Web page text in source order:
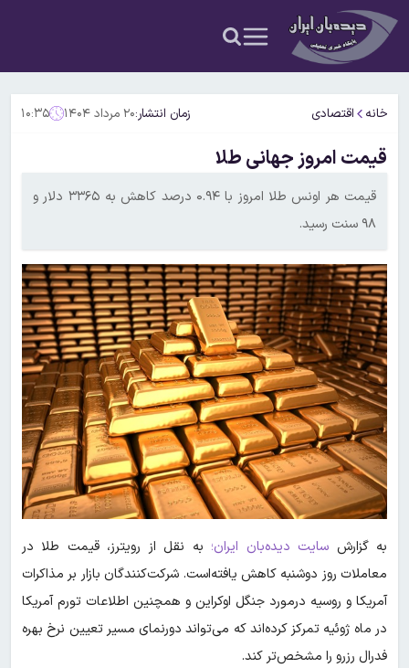
خانه اقتصادی زمان انتشار:۲۰ مرداد ۱۴۰۴ ۱۰:۳۵
قیمت امروز جهانی طلا
قیمت هر اونس طلا امروز با ۰.۹۴ درصد کاهش به ۳۳۶۵ دلار و
۹۸ سنت رسید.
به گزارش سایت دیده‌بان ایران؛ به نقل از رویترز، قیمت طلا در
معاملات روز دوشنبه کاهش یافته‌است. شرکت‌کنندگان بازار بر مذاکرات
آمریکا و روسیه درمورد جنگل اوکراین و همچنین اطلاعات تورم آمریکا
در ماه ژوئیه تمرکز کرده‌اند که می‌تواند دورنمای مسیر تعیین نرخ بهره
فدرال رزرو را مشخص‌تر کند.